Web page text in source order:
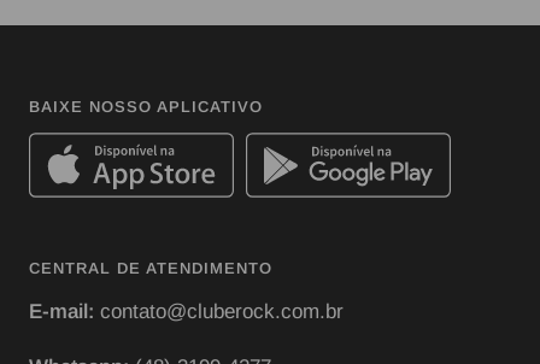
BAIXE NOSSO APLICATIVO
CENTRAL DE ATENDIMENTO
E-mail: contato@cluberock.com.br